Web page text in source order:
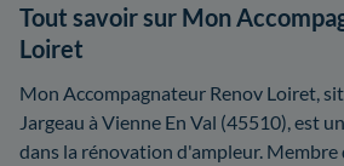
Tout savoir sur Mon
Loiret
Mon Accompagnateur Renov Loiret,
Jargeau à Vienne En Val (45510), est
dans la rénovation d'ampleur.